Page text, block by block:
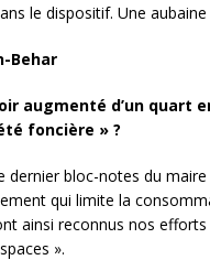
le dispositif. Une
Behar
augmenté d’un quart
foncière » ?
dernier bloc-notes du
qui limite la
ainsi reconnus nos
».